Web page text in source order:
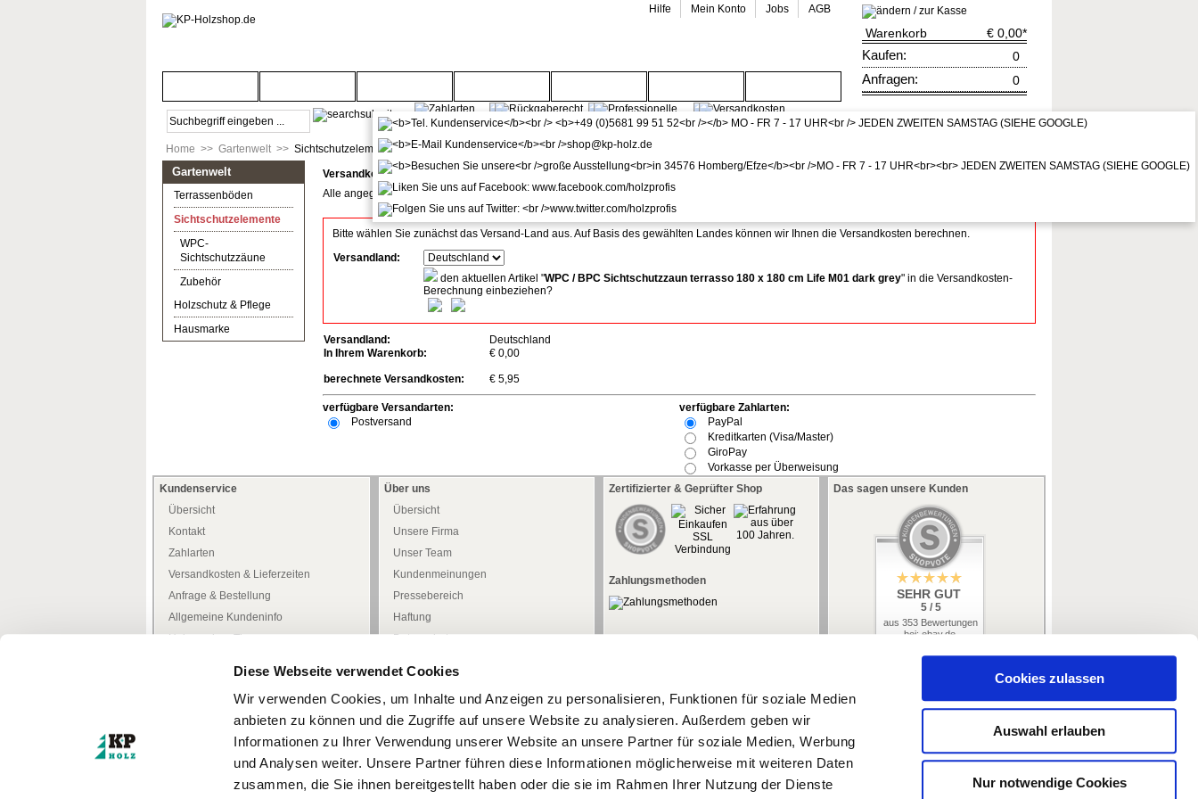
Diese Webseite verwendet Cookies
Wir verwenden Cookies, um Inhalte und Anzeigen zu personalisieren, Funktionen für soziale Medien
anbieten zu können und die Zugriffe auf unsere Website zu analysieren. Außerdem geben wir
Informationen zu Ihrer Verwendung unserer Website an unsere Partner für soziale Medien, Werbung
und Analysen weiter. Unsere Partner führen diese Informationen möglicherweise mit weiteren Daten
zusammen, die Sie ihnen bereitgestellt haben oder die sie im Rahmen Ihrer Nutzung der Dienste
Cookies zulassen
Auswahl erlauben
Nur notwendige Cookies
Hilfe Mein Konto Jobs AGB
Warenkorb € 0,00*
Kaufen: 0
Anfragen: 0
zur Kasse
Home >> Gartenwelt >> Sichtschutzelemente
Versandkosten-Info
Alle angegebenen Preise verstehen sich inkl. MwSt.
Bitte wählen Sie zunächst das Versand-Land aus. Auf Basis des gewählten Landes können wir Ihnen die Versandkosten berechnen.
Versandland:
den aktuellen Artikel "WPC / BPC Sichtschutzzaun terrasso 180 x 180 cm Life M01 dark grey" in die Versandkosten-
Berechnung einbeziehen?
Versandland:
Deutschland
In Ihrem Warenkorb:
€ 0,00
berechnete Versandkosten: € 5,95
verfügbare Versandarten:
Postversand
verfügbare Zahlarten:
PayPal
Kreditkarten (Visa/Master)
GiroPay
Vorkasse per Überweisung
Gartenwelt
Terrassenböden
Sichtschutzelemente
WPC-
Sichtschutzzäune
Zubehör
Holzschutz & Pflege
Hausmarke
Kundenservice
Übersicht
Kontakt
Zahlarten
Versandkosten & Lieferzeiten
Anfrage & Bestellung
Allgemeine Kundeninfo
Heimwerker -Tipps-
Zertifizierungen
Türenkonfigurator
Über uns
Übersicht
Unsere Firma
Unser Team
Kundenmeinungen
Pressebereich
Haftung
Datenschutz
AGB
Impressum
Zertifizierter & Geprüfter Shop
Zahlungsmethoden
Das sagen unsere Kunden
SEHR GUT
5 / 5
aus 353 Bewertungen
bei: ebay.de,
zzgl. Versandkosten